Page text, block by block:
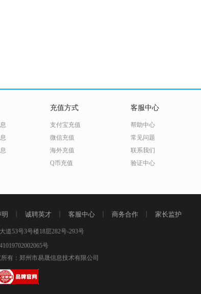
充值方式
支付宝充值
微信充值
海外充值
Q币充值
客服中心
帮助中心
常见问题
联系我们
验证中心
诚聘英才 客服中心 商务合作 家长监护
道53号3号楼18层282号-293号
号
有：郑州市易晟信息技术有限公司